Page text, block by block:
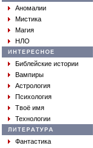
Аномалии
Мистика
Магия
НЛО
Библейские истории
Вампиры
Астрология
Психология
Твоё имя
Технологии
Фантастика